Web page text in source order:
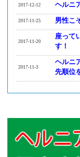
2017-12-12 ヘルニ
2017-11-25 男性こ
2017-11-20
座って
す！
2017-11-3
ヘルニ
先順位